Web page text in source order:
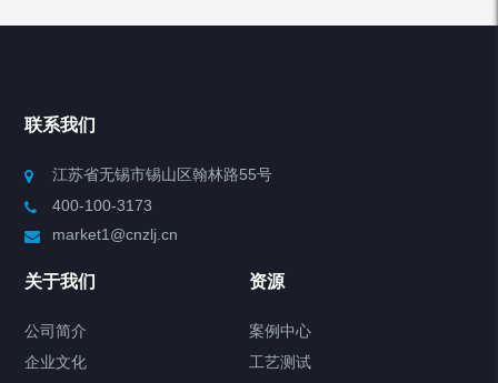
制冷加热动态控温系统
Chiller气体控温系统
联系我们
江苏省无锡市锡山区翰林路55号
400-100-3173
market1@cnzlj.cn
关于我们
公司简介
企业文化
资源
案例中心
工艺测试